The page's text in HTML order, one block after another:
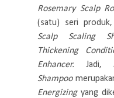
Rosemary Scalp
(satu) seri
Scalp Scaling
Thickening
Enhancer. Jadi,
Shampoo
Energizing yang